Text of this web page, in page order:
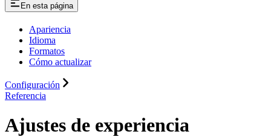
En esta página
Apariencia
Idioma
Formatos
Cómo actualizar
Configuración
Referencia
Ajustes de experiencia